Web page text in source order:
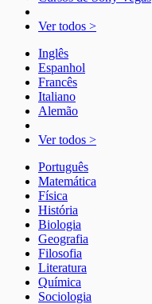
Ver todos >
Inglês
Espanhol
Francês
Italiano
Alemão
Ver todos >
Português
Matemática
Física
História
Biologia
Geografia
Filosofia
Literatura
Química
Sociologia